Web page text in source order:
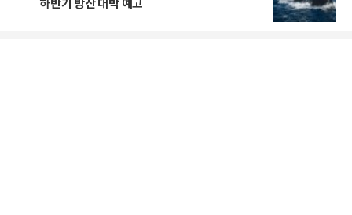
하반기 방산 대박 예고